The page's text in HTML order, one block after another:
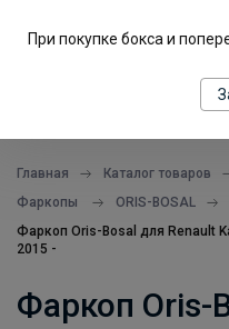
Главная Каталог товаров
Фаркопы
ORIS-BOSAL
Фаркоп Oris-Bosal для Renault
2015 -
Фаркоп Oris-
При покупке бокса и